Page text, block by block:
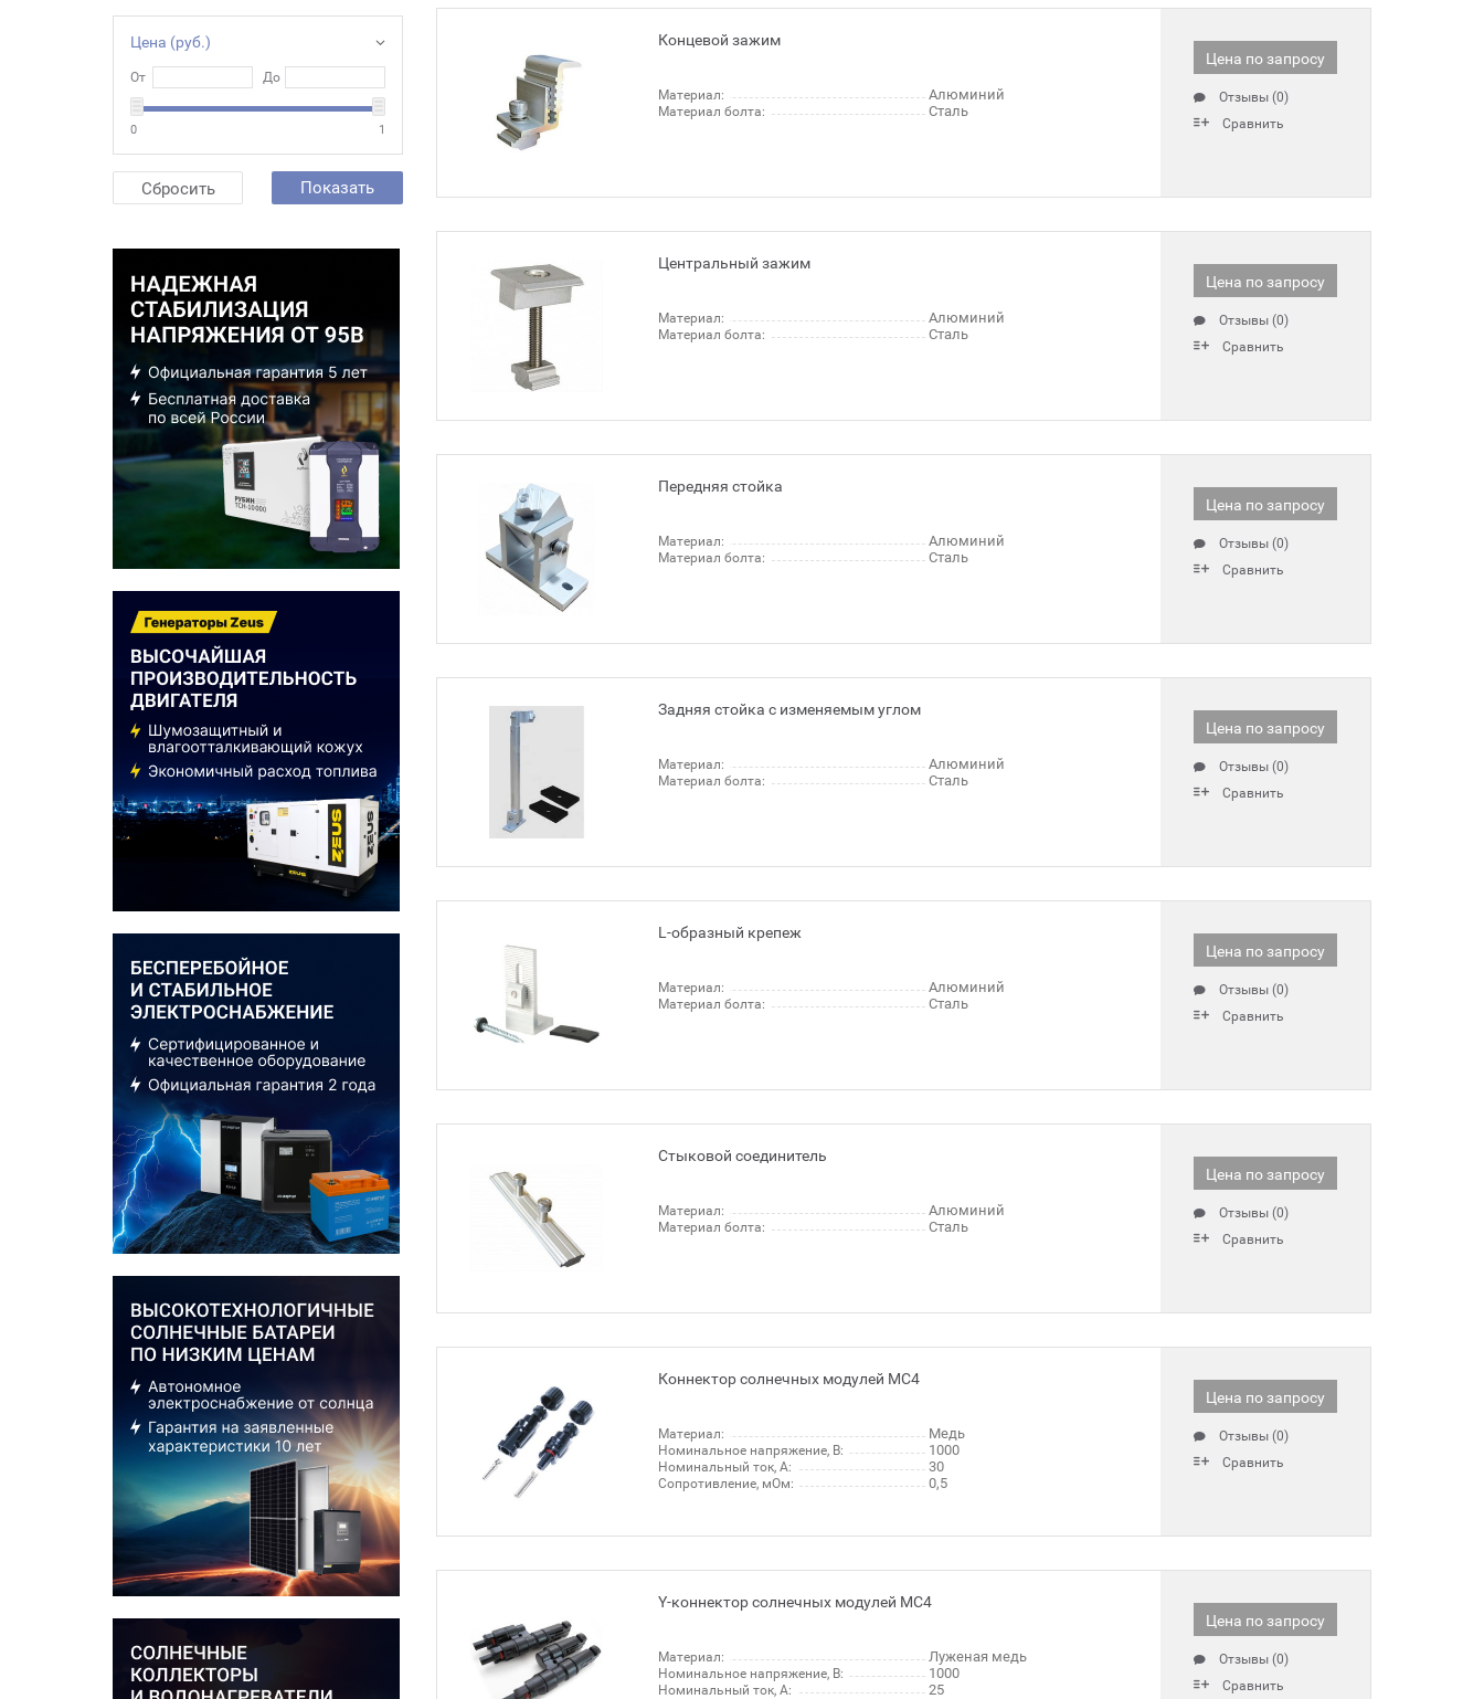
Цена (руб.)
От До
0 1
Сбросить Показать
Концевой зажим
Материал: Алюминий
Материал болта: Сталь
Цена по запросу
Отзывы (0)
Сравнить
Центральный зажим
Материал: Алюминий
Материал болта: Сталь
Цена по запросу
Отзывы (0)
Сравнить
Передняя стойка
Материал: Алюминий
Материал болта: Сталь
Цена по запросу
Отзывы (0)
Сравнить
Задняя стойка с изменяемым углом
Материал: Алюминий
Материал болта: Сталь
Цена по запросу
Отзывы (0)
Сравнить
L-образный крепеж
Материал: Алюминий
Материал болта: Сталь
Цена по запросу
Отзывы (0)
Сравнить
Стыковой соединитель
Материал: Алюминий
Материал болта: Сталь
Цена по запросу
Отзывы (0)
Сравнить
Коннектор солнечных модулей МС4
Материал: Медь
Номинальное напряжение, В: 1000
Номинальный ток, А: 30
Сопротивление, мОм: 0,5
Цена по запросу
Отзывы (0)
Сравнить
Y-коннектор солнечных модулей МС4
Материал: Луженая медь
Номинальное напряжение, В: 1000
Номинальный ток, А: 25
Цена по запросу
Отзывы (0)
Сравнить